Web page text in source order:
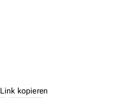
Link kopieren